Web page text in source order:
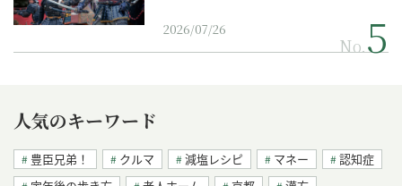
2026/07/26
No.
人気のキーワード
豊臣兄弟！ クルマ 減塩レシピ マネー
認知症